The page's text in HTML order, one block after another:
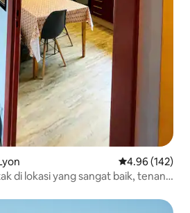
Penarafan
4.96 (142)
di lokasi yang sangat baik, tenang